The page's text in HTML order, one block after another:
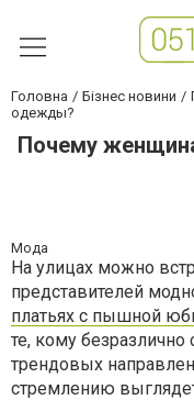
Головна Бізнес новини
одежды?
Почему
Мода
На улицах можно
представителей
платьях с пышной
те, кому безразлично
трендовых
стремлению